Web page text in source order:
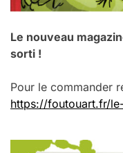
Le nouveau
sorti !
Pour le commander
https://foutouart.fr/